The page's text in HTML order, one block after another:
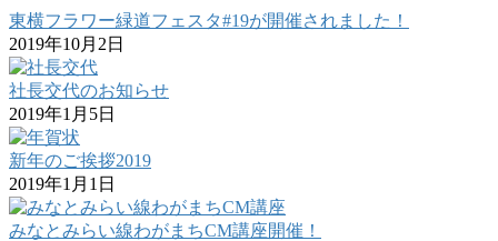
東横フラワー緑道フェスタ#19が開催されました！
2019年10月2日
社長交代のお知らせ
2019年1月5日
新年のご挨拶2019
2019年1月1日
みなとみらい線わがまちCM講座開催！